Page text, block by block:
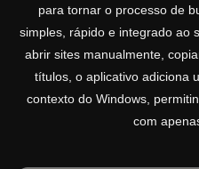
para tornar o processo de
simples, rápido e integrado ao
abrir sites manualmente,
títulos, o aplicativo adiciona
contexto do Windows,
com